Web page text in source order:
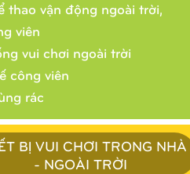
thao vận động ngoài trời,
viên
vui chơi ngoài trời
công viên
rác
BỊ VUI CHƠI TRONG NHÀ
- NGOÀI TRỜI